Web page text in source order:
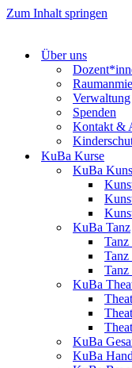
Zum Inhalt springen
Über uns
Verwaltung
Spenden
Kontakt &
KuBa Kurse
KuBa
KuBa Tanz
Tanz
Tanz
KuBa
KuBa
KuBa